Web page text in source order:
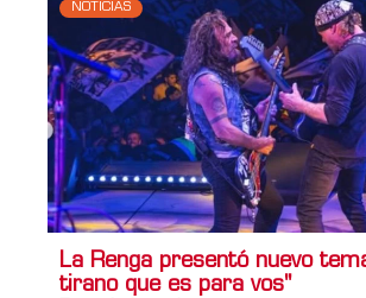
NOTICIAS
La Renga presentó nuevo
tirano que es para vos"